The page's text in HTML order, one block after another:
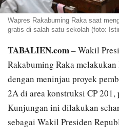
Wapres Rakabuming Raka saat
gratis di salah satu sekolah (foto:
TABALIEN.com– Wakil
Rakabuming Raka
dengan meninjau proyek
2A di area konstruksi CP
Kunjungan ini dilakukan
sebagai Wakil Presiden